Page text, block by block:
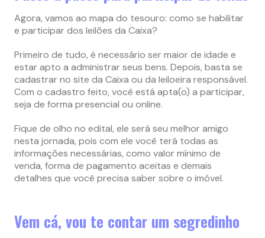
Agora, vamos ao mapa do tesouro: como se habilitar
e participar dos leilões da Caixa?
Primeiro de tudo, é necessário ser maior de idade e
estar apto a administrar seus bens. Depois, basta se
cadastrar no site da Caixa ou da leiloeira responsável.
Com o cadastro feito, você está apta(o) a participar,
seja de forma presencial ou online.
Fique de olho no edital, ele será seu melhor amigo
nesta jornada, pois com ele você terá todas as
informações necessárias, como valor mínimo de
venda, forma de pagamento aceitas e demais
detalhes que você precisa saber sobre o imóvel​.
Vem cá, vou te contar um segredinho